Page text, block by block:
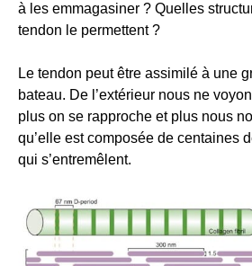
à les emmagasiner ? Quelles
tendon le permettent ?
Le tendon peut être assimilé à une
bateau. De l’extérieur nous ne
plus on se rapproche et plus nous
qu’elle est composée de centaines
qui s’entremêlent.